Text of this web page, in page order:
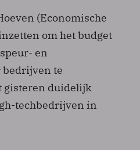
(Economische
om het budget
en
te
gisteren duidelijk
techbedrijven in